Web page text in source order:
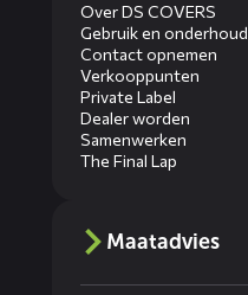
Over DS COVERS
Gebruik en onderhoud
Contact opnemen
Verkooppunten
Private Label
Dealer worden
Samenwerken
The Final Lap
Maatadvies